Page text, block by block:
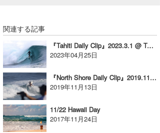
関連する記事
『Tahiti Daily Clip』2023.3.1 @ TAHITI
2023年04月25日
『North Shore Daily Clip』2019.11.11&12 @ Haleiwa & Rocky
2019年11月13日
11/22 Hawaii Day
2017年11月24日
OYZ
S.K
Soulman
VAGY
waka☆=
YUKI☆